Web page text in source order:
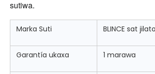
sutiwa.
Marka Suti BLINCE sat jilata
Garantía ukaxa 1 marawa